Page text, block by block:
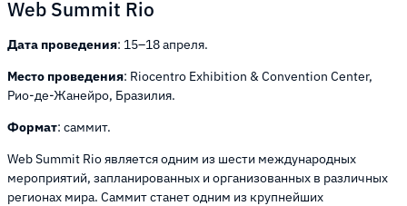
Web Summit Rio
Дата проведения: 15–18 апреля.
Место проведения: Riocentro Exhibition & Convention Center,
Рио-де-Жанейро, Бразилия.
Формат: саммит.
Web Summit Rio является одним из шести международных
мероприятий, запланированных и организованных в различных
регионах мира. Саммит станет одним из крупнейших